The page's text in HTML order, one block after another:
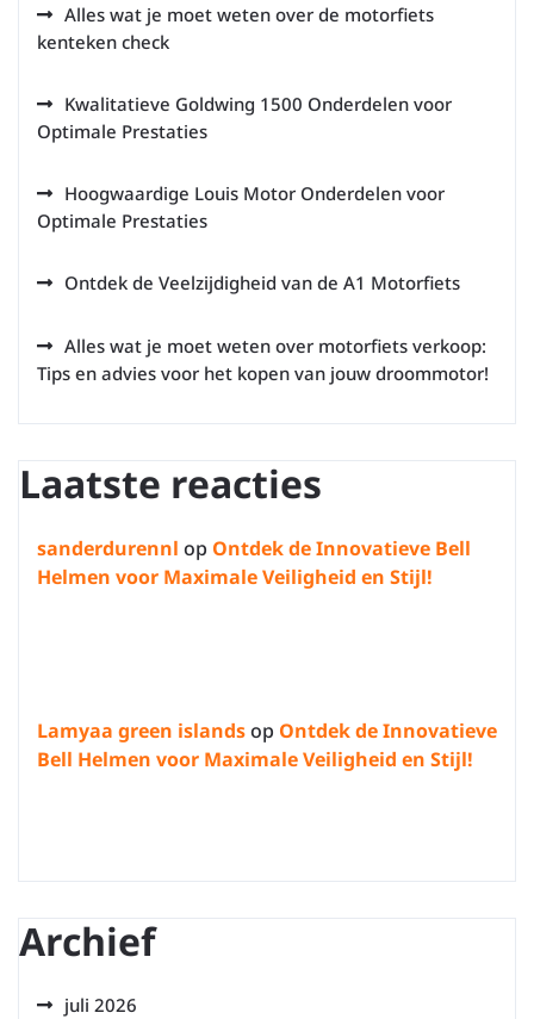
Alles wat je moet weten over de motorfiets
kenteken check
Kwalitatieve Goldwing 1500 Onderdelen voor
Optimale Prestaties
Hoogwaardige Louis Motor Onderdelen voor
Optimale Prestaties
Ontdek de Veelzijdigheid van de A1 Motorfiets
Alles wat je moet weten over motorfiets verkoop:
Tips en advies voor het kopen van jouw droommotor!
Laatste reacties
sanderdurennl op Ontdek de Innovatieve Bell
Helmen voor Maximale Veiligheid en Stijl!
Lamyaa green islandsop Ontdek de Innovatieve
Bell Helmen voor Maximale Veiligheid en Stijl!
Archief
juli 2026